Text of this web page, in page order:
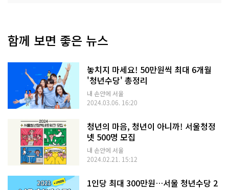
함께 보면 좋은 뉴스
놓치지 마세요! 50만원씩 최대 6개월
'청년수당' 총정리
내 손안에 서울
2024.03.06. 16:20
청년의 마음, 청년이 아니까! 서울청정
넷 500명 모집
내 손안에 서울
2024.02.21. 15:12
1인당 최대 300만원…서울 청년수당 2